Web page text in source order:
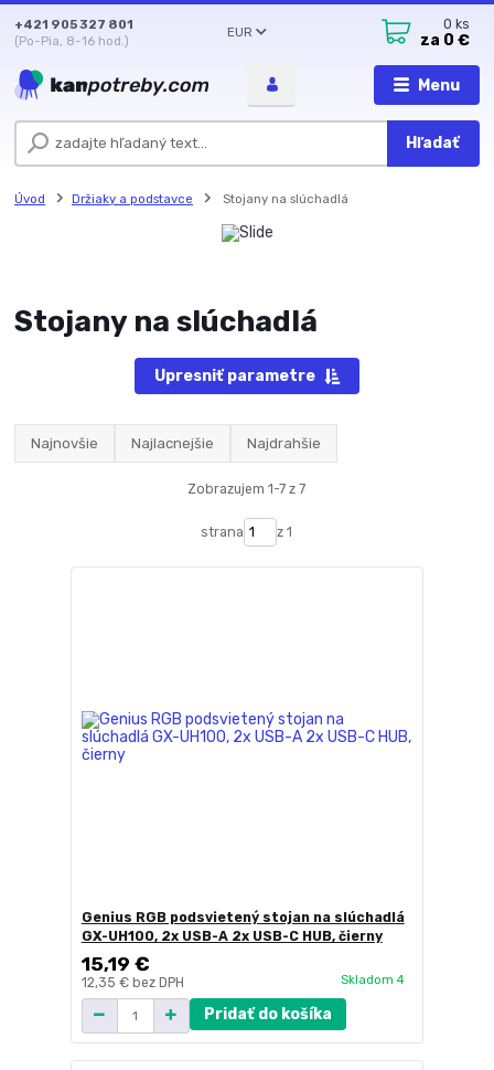
Menu
EUR
Hľadať
+421 905 327 801
(Po-Pia, 8-16 hod.)
0 ks
za 0 €
Úvod Držiaky a podstavce Stojany na slúchadlá
Stojany na slúchadlá
Upresniť parametre
Najnovšie Najlacnejšie Najdrahšie
Zobrazujem 1-7 z 7
strana z 1
Genius RGB podsvietený stojan na slúchadlá
GX-UH100, 2x USB-A 2x USB-C HUB, čierny
15,19 €
12,35 € bez DPH Skladom 4
Pridať do košíka